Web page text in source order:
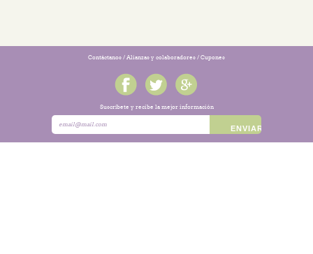
Contáctanos / Alianzas y colaboradores / Cupones
Suscríbete y recibe la mejor información